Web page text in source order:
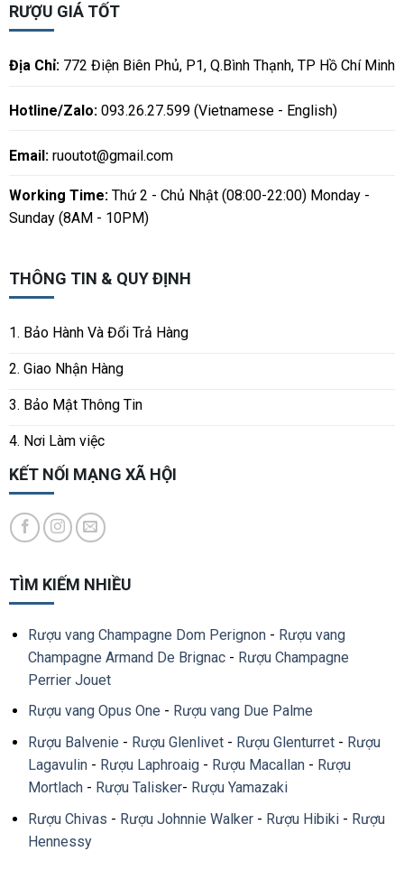
RƯỢU GIÁ TỐT
Địa Chỉ:772 Điện Biên Phủ, P1, Q.Bình Thạnh, TP Hồ Chí Minh
Hotline/Zalo:093.26.27.599 (Vietnamese - English)
Email: ruoutot@gmail.com
Working Time:Thứ 2 - Chủ Nhật (08:00-22:00) Monday -
Sunday (8AM - 10PM)
THÔNG TIN & QUY ĐỊNH
1. Bảo Hành Và Đổi Trả Hàng
2. Giao Nhận Hàng
3. Bảo Mật Thông Tin
4. Nơi Làm việc
KẾT NỐI MẠNG XÃ HỘI
TÌM KIẾM NHIỀU
Rượu vang Champagne Dom Perignon- Rượu vang
Champagne Armand De Brignac- Rượu Champagne
Perrier Jouet
Rượu vang Opus One - Rượu vang Due Palme
Rượu Balvenie - Rượu Glenlivet- Rượu Glenturret- Rượu
Lagavulin- Rượu Laphroaig- Rượu Macallan- Rượu
Mortlach- Rượu Talisker- Rượu Yamazaki
Rượu Chivas - Rượu Johnnie Walker- Rượu Hibiki- Rượu
Hennessy